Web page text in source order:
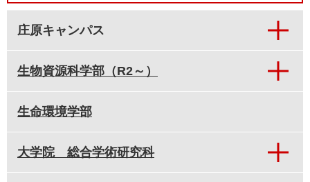
庄原キャンパス
生物資源科学部（R2～）
生命環境学部
大学院 総合学術研究科